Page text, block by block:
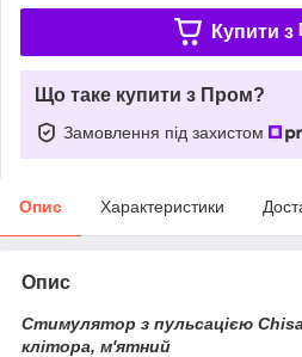
Купити з
Що таке купити з Пром?
Замовлення під захистом
Опис Характеристики
Опис
Cтимулятор з пульсацією
клітора, м'ятний